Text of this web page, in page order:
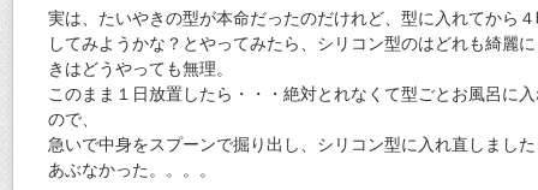
実は、たいやきの型が本命だったのだけれど、型に入れてから
してみようかな？とやってみたら、シリコン型のはどれも綺麗
きはどうやっても無理。
このまま１日放置したら・・・絶対とれなくて型ごとお風呂に
ので、
急いで中身をスプーンで掘り出し、シリコン型に入れ直しまし
あぶなかった。。。。